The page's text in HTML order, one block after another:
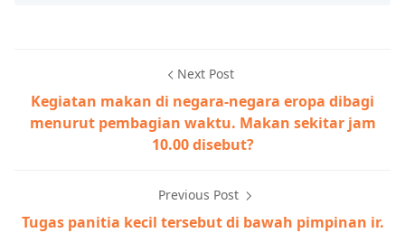
Next Post
Kegiatan makan di negara-negara eropa dibagi
menurut pembagian waktu. Makan sekitar jam
10.00 disebut?
Previous Post
Tugas panitia kecil tersebut di bawah pimpinan ir.